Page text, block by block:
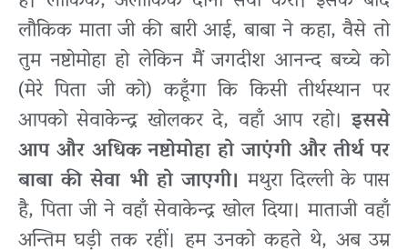
लौकिक माता जी की बारी आई, बाबा ने कहा, वैसे तो
तुम नष्टोमोहा हो लेकिन मैं जगदीश आनन्द बच्चे को
(मेरे पिता जी को) कहूँगा कि किसी तीर्थस्थान पर
आपको सेवाकेन्द्र खोलकर दे, वहाँ आप रहो।इससे
आप और अधिक नष्टोमोहा हो जाएंगी और तीर्थ पर
बाबा की सेवा भी हो जाएगी। मथुरा दिल्ली के पास
है, पिता जी ने वहाँ सेवाकेन्द्र खोल दिया। माताजी वहाँ
अन्तिम घड़ी तक रहीं। हम उनको कहते थे, अब उम्र